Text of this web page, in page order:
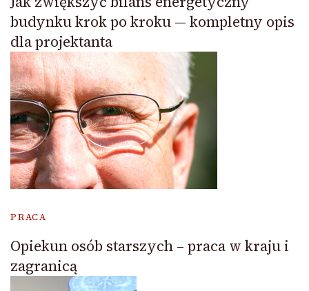
budynku krok po kroku — kompletny opis
dla projektanta
PRACA
Opiekun osób starszych – praca w kraju i
zagranicą